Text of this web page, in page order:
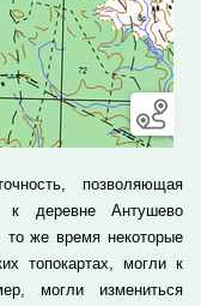
позволяющая
к деревне Антушево
же время некоторые
топокартах, могли к
могли измениться